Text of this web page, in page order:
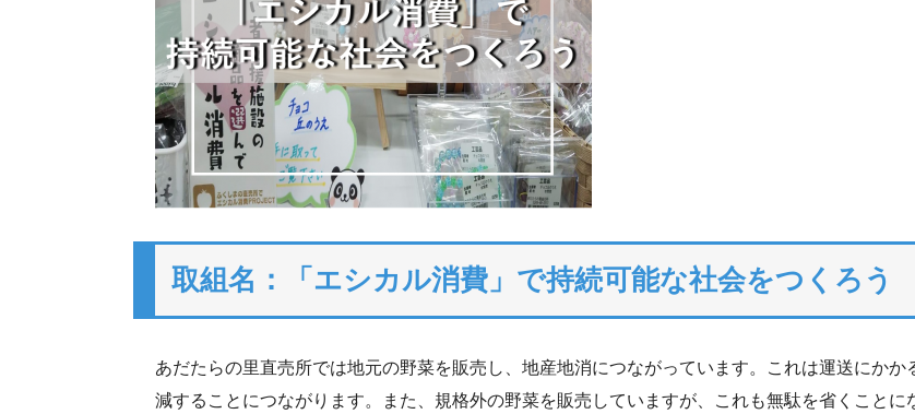
取組名：「エシカル消費」で持続可能な社会をつくろう
あだたらの里直売所では地元の野菜を販売し、地産地消につながっています。これは運送にか
減することにつながります。また、規格外の野菜を販売していますが、これも無駄を省くことに